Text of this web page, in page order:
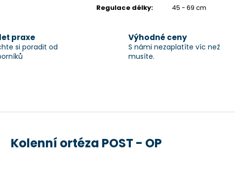
Regulace délky: 45 - 69 cm
praxe
si poradit od
Výhodné ceny
S námi nezaplatíte víc než
musíte.
Kolenní ortéza POST - OP